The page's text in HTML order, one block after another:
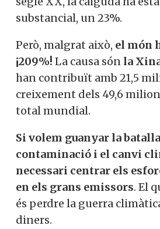
substancial, un 23%.
Però, malgrat això, el món
¡209%! La causa són la
han contribuït amb 21,5
creixement dels 49,6
total mundial.
Si volem guanyar la
contaminació i el canvi
necessari centrar els
en els grans emissors. El
és perdre la guerra
diners.